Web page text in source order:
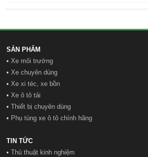
SẢN PHẨM
•Xe môi trường
•Xe chuyên dùng
•Xe xi téc, xe bồn
•Xe ô tô tải
•Thiết bị chuyên dùng
• Phụ tùng xe ô tô chính hãng
TIN TỨC
•Thủ thuật kinh nghiệm